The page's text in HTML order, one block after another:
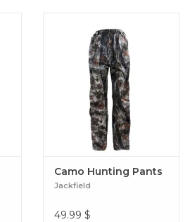
Camo Hunting Pants
Jackfield
49.99 $